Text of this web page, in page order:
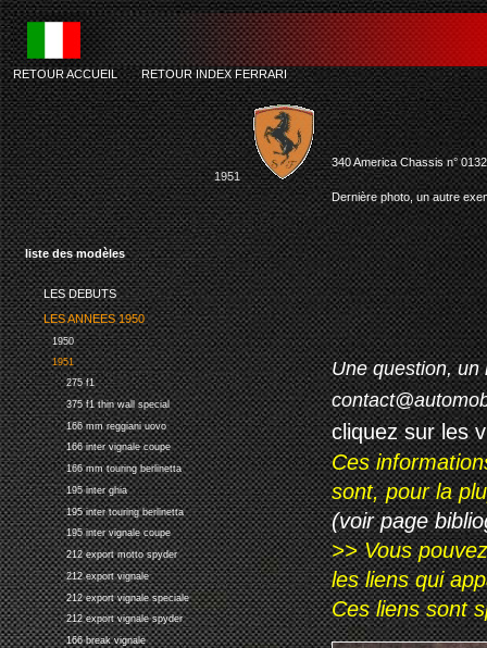
liste des modèles
LES DEBUTS
LES ANNEES 1950
1950
1951
275 f1
375 f1 thin wall special
166 mm reggiani uovo
166 inter vignale coupe
166 mm touring berlinetta
195 inter ghia
195 inter touring berlinetta
195 inter vignale coupe
212 export motto spyder
212 export vignale
212 export vignale speciale
212 export vignale spyder
166 break vignale
RETOUR ACCUEIL-RETOUR INDEX FERRARI
1951
340 America Chassis n°
Dernière photo, un autre
Une question, un
cliquez sur les
Ces
sont, pour la
(voir page
>> Vous
les liens qui
Ces liens sont